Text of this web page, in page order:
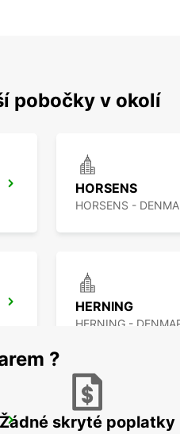
pobočky v okolí
HORSENS
HORSENS -
HERNING
HERNING -
AARHUS
?
Žádné skryté poplatky